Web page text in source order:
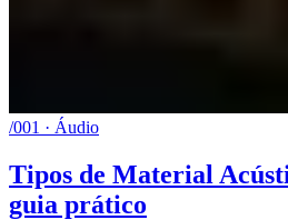
/001 · Áudio
Tipos de Material
guia prático